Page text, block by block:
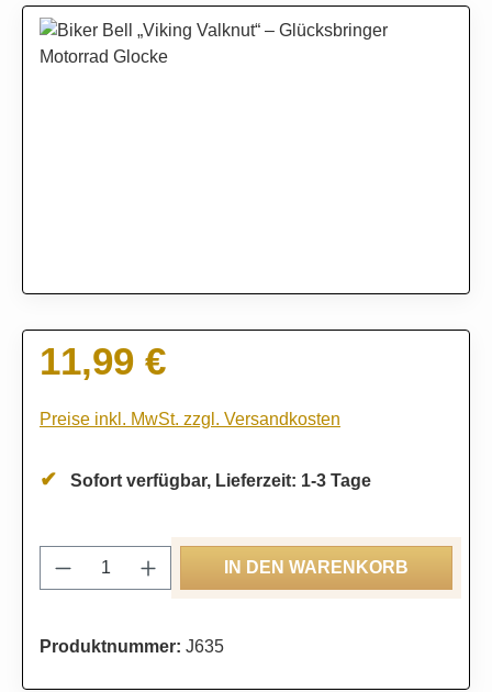
Bildergalerie überspringen
Regulärer Preis:
11,99 €
Preise inkl. MwSt. zzgl. Versandkosten
Sofort verfügbar, Lieferzeit: 1-3 Tage
Produkt Anzahl: Gib den gewünschten
IN DEN WARENKORB
Produktnummer: J635